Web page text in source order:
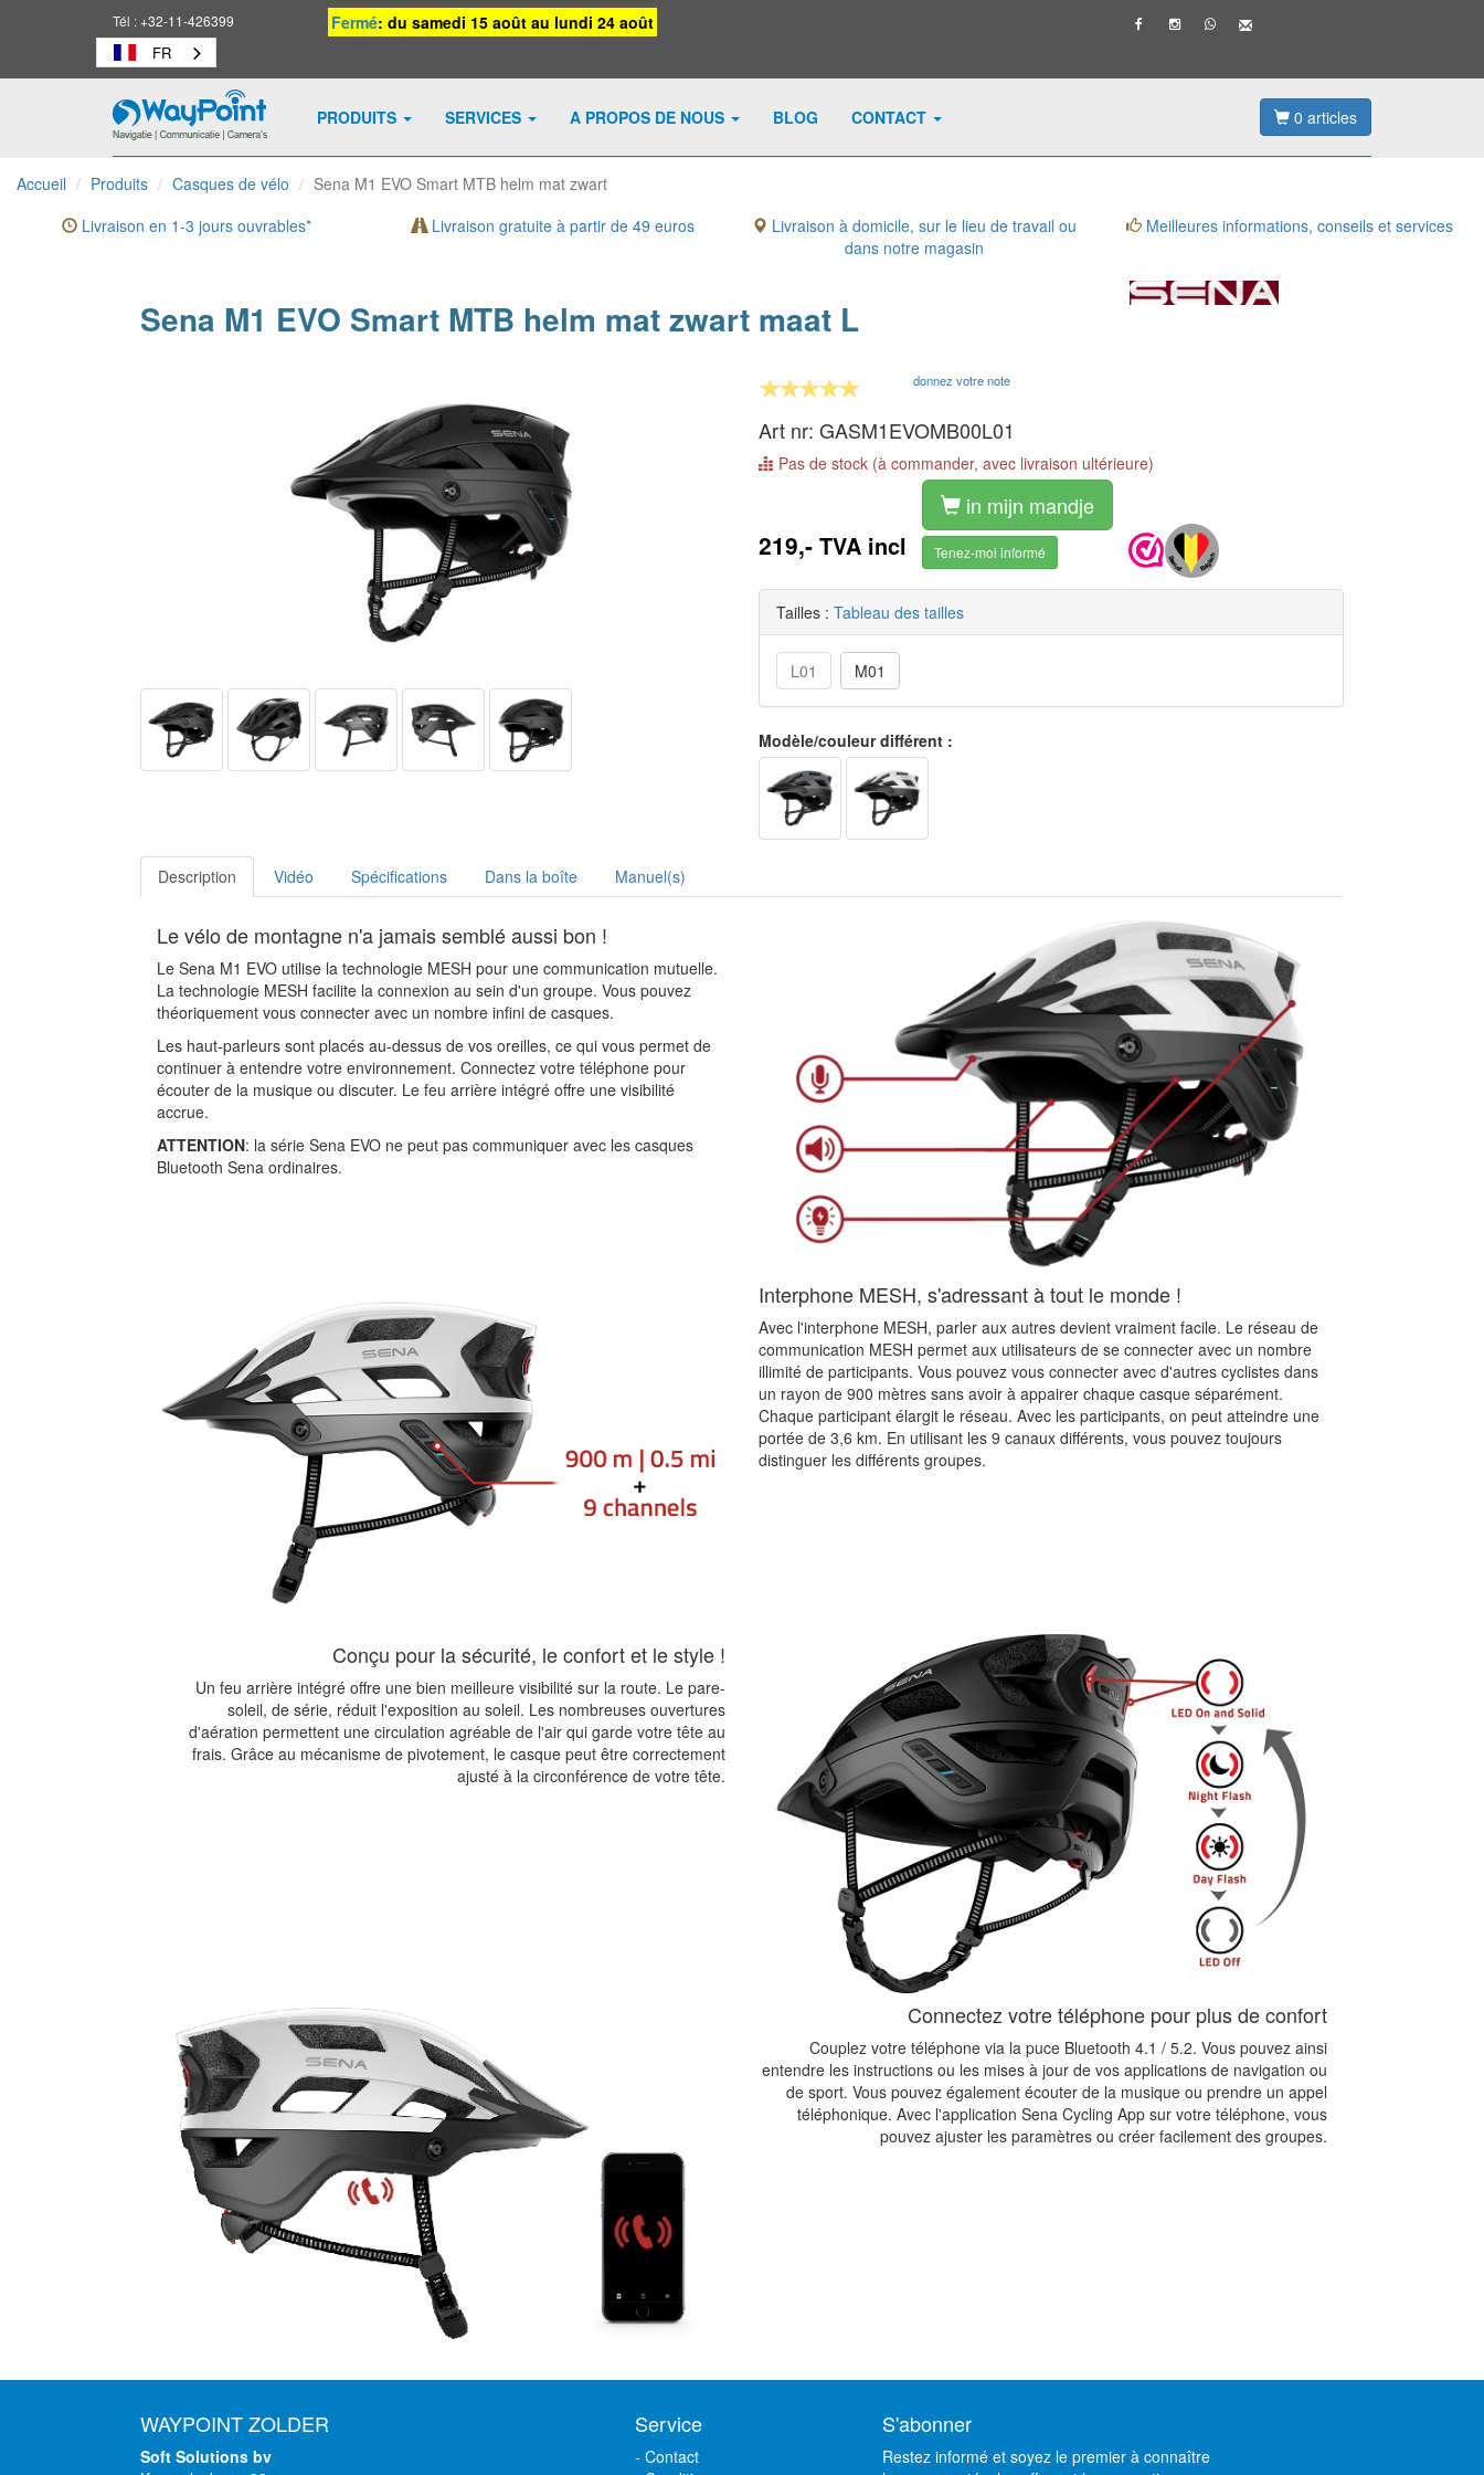
Tél :+32-11-426399 Fermé: du samedi 15 août au lundi 24 août
FR
Waypoint
vers
la
page
PRODUITS SERVICES A PROPOS DE NOUS BLOG CONTACT 0 articles
Accueil Produits Casques de vélo
Sena M1 EVO Smart MTB helm mat zwart
Livraison en 1-3 jours ouvrables*
Livraison gratuite à partir de 49 euros
Livraison à domicile, sur le lieu de travail ou
dans notre magasin
Meilleures informations, conseils et services
Sena M1 EVO Smart MTB helm mat zwart maat L
donnez votre note
Art nr: GASM1EVOMB00L01
Pas de stock (à commander, avec livraison ultérieure)
219,- TVA incl
in mijn mandje
Tenez-moi informé
Tailles : Tableau des tailles
L01 M01
Modèle/couleur différent :
Description Vidéo Spécifications Dans la boîte Manuel(s)
Le vélo de montagne n'a jamais semblé aussi bon !
Le Sena M1 EVO utilise la technologie MESH pour une communication mutuelle.
La technologie MESH facilite la connexion au sein d'un groupe. Vous pouvez
théoriquement vous connecter avec un nombre infini de casques.
Les haut-parleurs sont placés au-dessus de vos oreilles, ce qui vous permet de
continuer à entendre votre environnement. Connectez votre téléphone pour
écouter de la musique ou discuter. Le feu arrière intégré offre une visibilité
accrue.
ATTENTION: la série Sena EVO ne peut pas communiquer avec les casques
Bluetooth Sena ordinaires.
Interphone MESH, s'adressant à tout le monde !
Avec l'interphone MESH, parler aux autres devient vraiment facile. Le réseau de
communication MESH permet aux utilisateurs de se connecter avec un nombre
illimité de participants. Vous pouvez vous connecter avec d'autres cyclistes dans
un rayon de 900 mètres sans avoir à appairer chaque casque séparément.
Chaque participant élargit le réseau. Avec les participants, on peut atteindre une
portée de 3,6 km. En utilisant les 9 canaux différents, vous pouvez toujours
distinguer les différents groupes.
Conçu pour la sécurité, le confort et le style !
Un feu arrière intégré offre une bien meilleure visibilité sur la route. Le pare-
soleil, de série, réduit l'exposition au soleil. Les nombreuses ouvertures
d'aération permettent une circulation agréable de l'air qui garde votre tête au
frais. Grâce au mécanisme de pivotement, le casque peut être correctement
ajusté à la circonférence de votre tête.
Connectez votre téléphone pour plus de confort
Couplez votre téléphone via la puce Bluetooth 4.1 / 5.2. Vous pouvez ainsi
entendre les instructions ou les mises à jour de vos applications de navigation ou
de sport. Vous pouvez également écouter de la musique ou prendre un appel
téléphonique. Avec l'application Sena Cycling App sur votre téléphone, vous
pouvez ajuster les paramètres ou créer facilement des groupes.
WAYPOINT ZOLDER
Soft Solutions bv
Service
- Contact
S'abonner
Restez informé et soyez le premier à connaître